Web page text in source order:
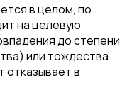
в целом, по
на целевую
до степени
или тождества
отказывает в